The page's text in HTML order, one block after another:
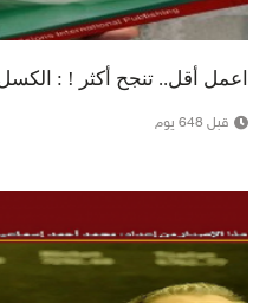
اعمل أقل.. تنجح أكثر ! :
قبل 648 يوم